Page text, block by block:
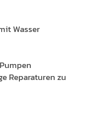
Wasser
Reparaturen zu